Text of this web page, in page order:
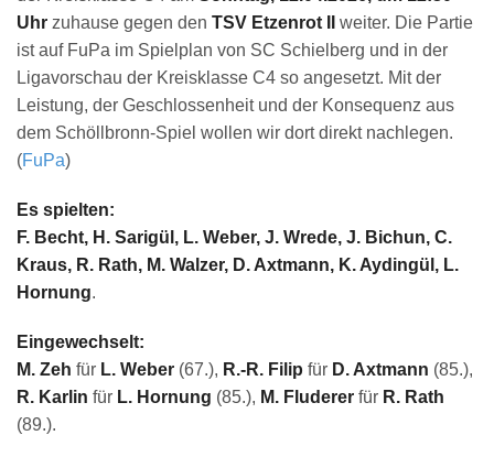
Uhr zuhause gegen den TSV Etzenrot II
weiter. Die Partie
ist auf FuPa im Spielplan von SC Schielberg und in der
Ligavorschau der Kreisklasse C4 so angesetzt. Mit der
Leistung, der Geschlossenheit und der Konsequenz aus
dem Schöllbronn-Spiel wollen wir dort direkt nachlegen.
(FuPa)
Es spielten:
F. Becht, H. Sarigül, L. Weber, J. Wrede, J. Bichun, C.
Kraus, R. Rath, M. Walzer, D. Axtmann, K. Aydingül, L.
Hornung.
Eingewechselt:
M. Zeh für L. Weber (67.), R.-R. Filip für D. Axtmann (85.),
R. Karlin für L. Hornung (85.), M. Fluderer für R. Rath
(89.).